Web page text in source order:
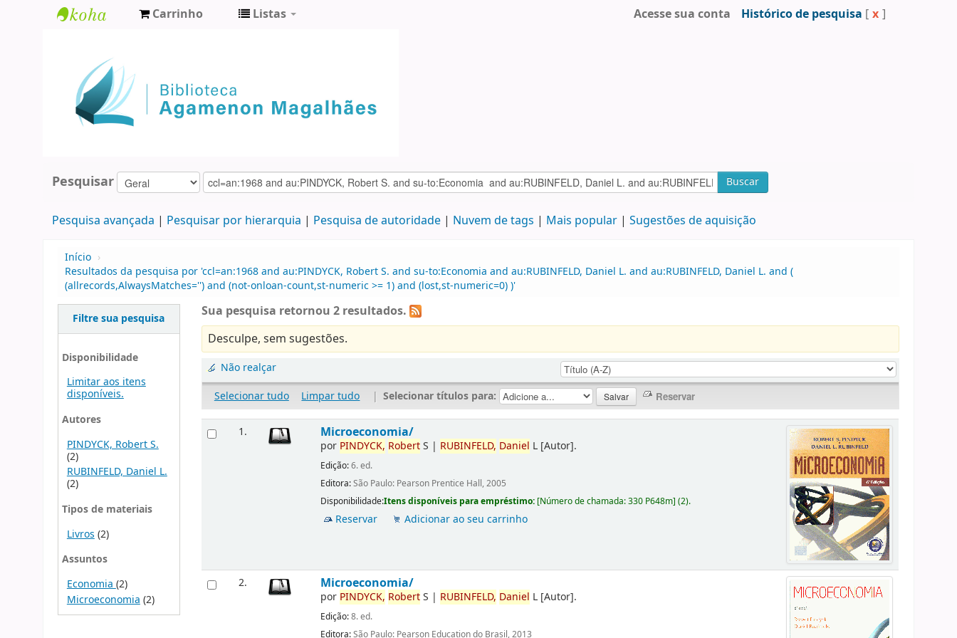
Agamenon
Magalhães
Carrinho Listas Acesse sua conta Histórico de pesquisa [ x ]
Pesquisar Buscar
Pesquisa avançada Pesquisar por hierarquia Pesquisa de autoridade Nuvem de tags Mais popular Sugestões de aquisição
Início ›
Resultados da pesquisa por 'ccl=an:1968 and au:PINDYCK, Robert S. and su-to:Economia and au:RUBINFELD, Daniel L. and au:RUBINFELD, Daniel L. and (
(allrecords,AlwaysMatches='') and (not-onloan-count,st-numeric >= 1) and (lost,st-numeric=0) )'
Filtre sua pesquisa
Disponibilidade
Limitar aos itens
disponíveis.
Autores
PINDYCK, Robert S.
(2)
RUBINFELD, Daniel L.
(2)
Tipos de materiais
Livros (2)
Assuntos
Economia (2)
Microeconomia (2)
Sua pesquisa retornou 2 resultados.
Desculpe, sem sugestões.
Não realçar
Selecionar tudo
Limpar tudo | Selecionar títulos para:
1. Microeconomia/
por PINDYCK, RobertS | RUBINFELD, Daniel L [Autor].
Edição:6. ed.
Editora:São Paulo: Pearson Prentice Hall, 2005
Disponibilidade:Itens disponíveis para empréstimo: [Número de chamada:330 P648m](2).
Reservar Adicionar ao seu carrinho
2. Microeconomia/
por PINDYCK, RobertS | RUBINFELD, Daniel L [Autor].
Edição:8. ed.
Editora:São Paulo: Pearson Education do Brasil, 2013